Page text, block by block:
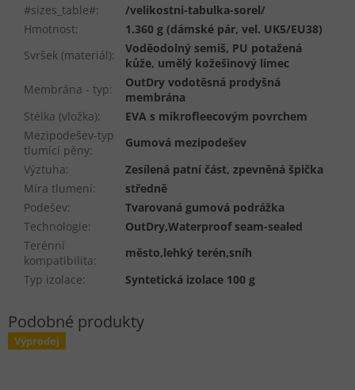
#sizes_table#:
/velikostni-tabulka-sorel/
Hmotnost:
1.360 g (dámské pár, vel. UK5/EU38)
Svršek (materiál):
Voděodolný semiš, PU potažená
kůže, umělý kožešinový límec
Membrána - typ:
OutDry vodotěsná prodyšná
membrána
Stélka (vložka):
EVA s mikrofleecovým povrchem
Mezipodešev-typ
tlumící pěny:
Gumová mezipodešev
Výztuha:
Zesílená patní část, zpevněná špička
Míra tlumení:
středně
Podešev:
Tvarovaná gumová podrážka
Technologie:
OutDry,Waterproof seam-sealed
Terénní
kompatibilita:
město,lehký terén,sníh
Typ izolace: Syntetická izolace 100 g
Výprodej